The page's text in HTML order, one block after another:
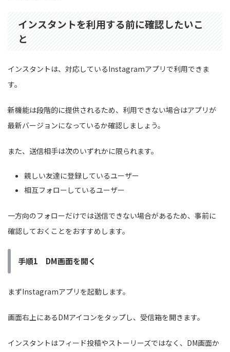
インスタントを利用する前に確認したいこ
と
インスタントは、対応しているInstagramアプリで利用できま
す。
新機能は段階的に提供されるため、利用できない場合はアプリが
最新バージョンになっているか確認しましょう。
また、送信相手は次のいずれかに限られます。
親しい友達に登録しているユーザー
相互フォローしているユーザー
一方向のフォローだけでは送信できない場合があるため、事前に
確認しておくことをおすすめします。
手順1 DM画面を開く
まずInstagramアプリを起動します。
画面右上にあるDMアイコンをタップし、受信箱を開きます。
インスタントはフィード投稿やストーリーズではなく、DM画面か